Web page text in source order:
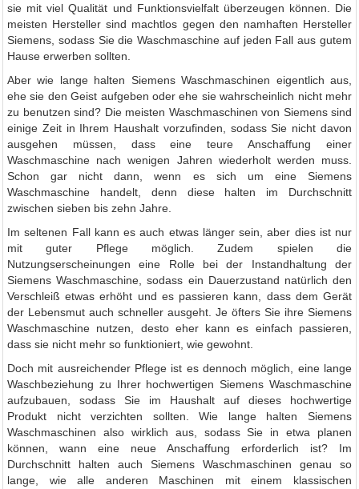
sie mit viel Qualität und Funktionsvielfalt überzeugen können. Die
meisten Hersteller sind machtlos gegen den namhaften Hersteller
Siemens, sodass Sie die Waschmaschine auf jeden Fall aus gutem
Hause erwerben sollten.
Aber wie lange halten Siemens Waschmaschinen eigentlich aus,
ehe sie den Geist aufgeben oder ehe sie wahrscheinlich nicht mehr
zu benutzen sind? Die meisten Waschmaschinen von Siemens sind
einige Zeit in Ihrem Haushalt vorzufinden, sodass Sie nicht davon
ausgehen müssen, dass eine teure Anschaffung einer
Waschmaschine nach wenigen Jahren wiederholt werden muss.
Schon gar nicht dann, wenn es sich um eine Siemens
Waschmaschine handelt, denn diese halten im Durchschnitt
zwischen sieben bis zehn Jahre.
Im seltenen Fall kann es auch etwas länger sein, aber dies ist nur
mit guter Pflege möglich. Zudem spielen die
Nutzungserscheinungen eine Rolle bei der Instandhaltung der
Siemens Waschmaschine, sodass ein Dauerzustand natürlich den
Verschleiß etwas erhöht und es passieren kann, dass dem Gerät
der Lebensmut auch schneller ausgeht. Je öfters Sie ihre Siemens
Waschmaschine nutzen, desto eher kann es einfach passieren,
dass sie nicht mehr so funktioniert, wie gewohnt.
Doch mit ausreichender Pflege ist es dennoch möglich, eine lange
Waschbeziehung zu Ihrer hochwertigen Siemens Waschmaschine
aufzubauen, sodass Sie im Haushalt auf dieses hochwertige
Produkt nicht verzichten sollten. Wie lange halten Siemens
Waschmaschinen also wirklich aus, sodass Sie in etwa planen
können, wann eine neue Anschaffung erforderlich ist? Im
Durchschnitt halten auch Siemens Waschmaschinen genau so
lange, wie alle anderen Maschinen mit einem klassischen